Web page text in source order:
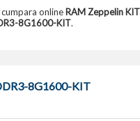
online RAM Zeppelin
8G1600-KIT.
8G1600-KIT